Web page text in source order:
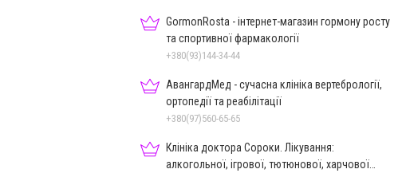
GormonRosta - інтернет-магазин гормону росту
та спортивної фармакології
+380(93)144-34-44
АвангардМед - сучасна клініка вертебрології,
ортопедії та реабілітації
+380(97)560-65-65
Клініка доктора Сороки. Лікування:
алкогольної, ігрової, тютюнової, харчової